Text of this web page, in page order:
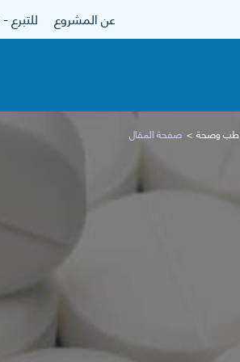
عن المشروع للتبرع - donate
طب وصحة صفحة المقال